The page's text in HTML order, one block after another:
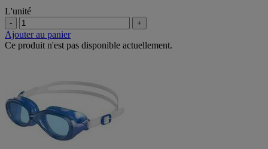
L'unité
- +
Ajouter au panier
Ce produit n'est pas disponible actuellement.